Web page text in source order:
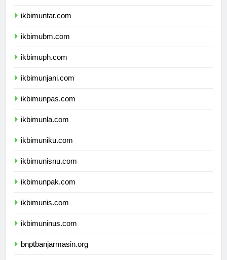
ikbimuntar.com
ikbimubm.com
ikbimuph.com
ikbimunjani.com
ikbimunpas.com
ikbimunla.com
ikbimuniku.com
ikbimunisnu.com
ikbimunpak.com
ikbimunis.com
ikbimuninus.com
bnptbanjarmasin.org